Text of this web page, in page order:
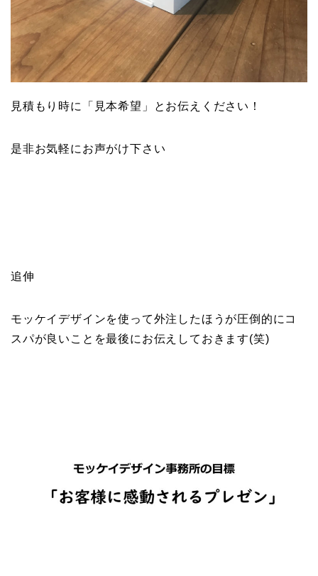
見積もり時に「見本希望」とお伝えください！
是非お気軽にお声がけ下さい
追伸
モッケイデザインを使って外注したほうが圧倒的にコ
スパが良いことを最後にお伝えしておきます(笑)